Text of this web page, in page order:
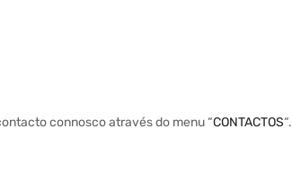
connosco através do menu “CONTACTOS“.